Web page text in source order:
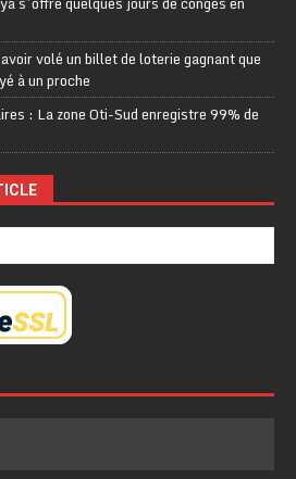
volé un billet de loterie gagnant que
à un proche
: La zone Oti-Sud enregistre 99% de